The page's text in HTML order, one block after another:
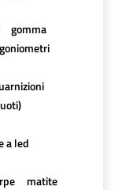
gomma
goniometri
a led
matite